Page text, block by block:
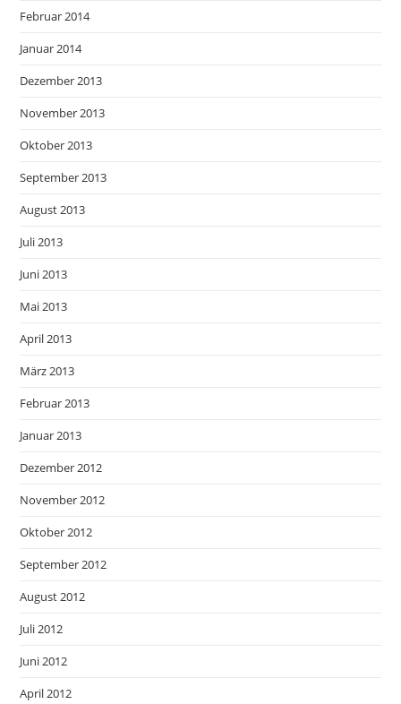
Februar 2014
Januar 2014
Dezember 2013
November 2013
Oktober 2013
September 2013
August 2013
Juli 2013
Juni 2013
Mai 2013
April 2013
März 2013
Februar 2013
Januar 2013
Dezember 2012
November 2012
Oktober 2012
September 2012
August 2012
Juli 2012
Juni 2012
April 2012